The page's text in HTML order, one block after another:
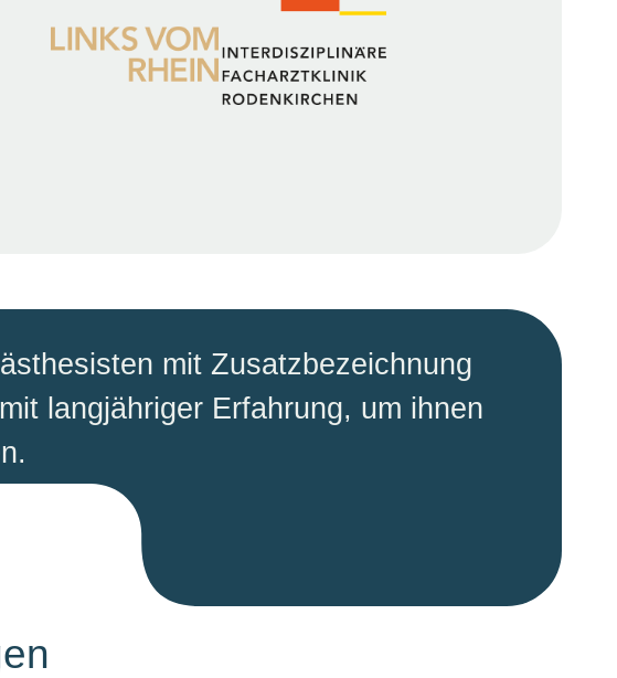
mit Zusatzbezeichnung
langjähriger Erfahrung, um ihnen